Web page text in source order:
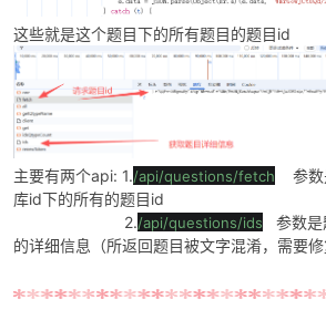
52
po
这些就是这个题目下的所有题目的题目id
主要有两个api: 1./api/questions/fetch 参数
库id下的所有的题目id
2./api/questions/ids 参数是
的详细信息（所返回题目被文字混淆，需要修